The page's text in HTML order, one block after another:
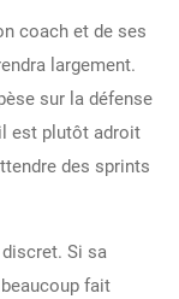
coach et de ses
largement.
sur la défense
est plutôt adroit
des sprints
discret. Si sa
fait